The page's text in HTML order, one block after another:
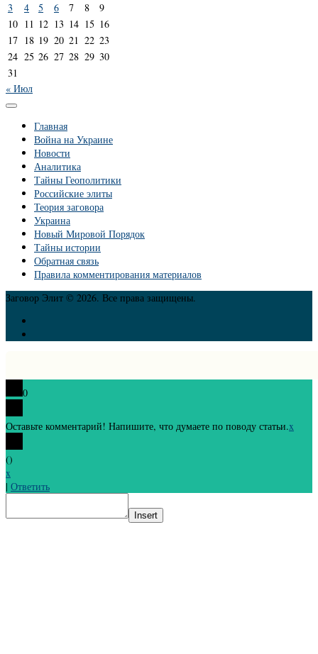
3
4 5 6 7 8
9
10 11 12 13 14 15 16
17 18 19 20 21 22 23
24 25 26 27 28 29 30
31
« Июл
Главная
Война на Украине
Новости
Аналитика
Тайны Геополитики
Российские элиты
Теория заговора
Украина
Новый Мировой Порядок
Тайны истории
Обратная связь
Правила комментирования материалов
Заговор Элит © 2026. Все права защищены.
0
Оставьте комментарий! Напишите, что думаете по поводу статьи.x
()
x
| Ответить
Insert